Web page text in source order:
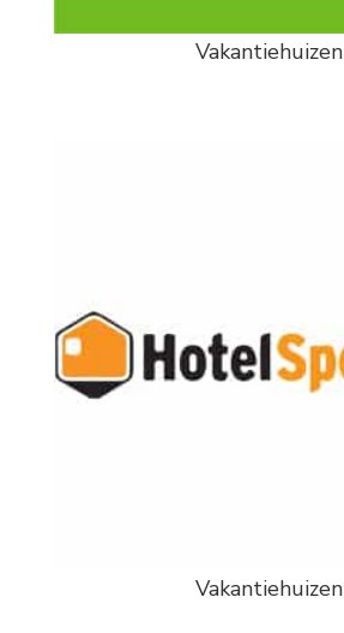
Vakantiehuizen
Vakantiehuizen